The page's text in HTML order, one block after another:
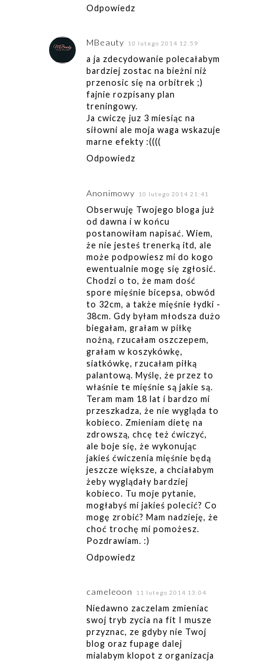
Odpowiedz
MBeauty 10 lutego 2014 12:59
a ja zdecydowanie polecałabym
bardziej zostac na bieżni niż
przenosic się na orbitrek ;)
fajnie rozpisany plan
treningowy.
Ja cwiczę juz 3 miesiąc na
siłowni ale moja waga wskazuje
marne efekty :((((
Odpowiedz
Anonimowy 10 lutego 2014 21:41
Obserwuję Twojego bloga już
od dawna i w końcu
postanowiłam napisać. Wiem,
że nie jesteś trenerką itd, ale
może podpowiesz mi do kogo
ewentualnie mogę się zgłosić.
Chodzi o to, że mam dość
spore mięśnie bicepsa, obwód
to 32cm, a także mięśnie łydki -
38cm. Gdy byłam młodsza dużo
biegałam, grałam w piłkę
nożną, rzucałam oszczepem,
grałam w koszykówkę,
siatkówkę, rzucałam piłką
palantową. Myślę, że przez to
właśnie te mięśnie są jakie są.
Teram mam 18 lat i bardzo mi
przeszkadza, że nie wygląda to
kobieco. Zmieniam dietę na
zdrowszą, chcę też ćwiczyć,
ale boje się, że wykonując
jakieś ćwiczenia mięśnie będą
jeszcze większe, a chciałabym
żeby wyglądały bardziej
kobieco. Tu moje pytanie,
mogłabyś mi jakieś polecić? Co
mogę zrobić? Mam nadzieję, że
choć trochę mi pomożesz.
Pozdrawiam. :)
Odpowiedz
cameleoon 11 lutego 2014 13:04
Niedawno zaczelam zmieniac
swoj tryb zycia na fit I musze
przyznac, ze gdyby nie Twoj
blog oraz fupage dalej
mialabym klopot z organizacja